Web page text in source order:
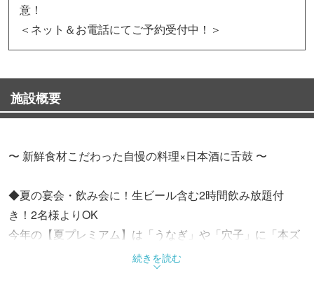
意！
＜ネット＆お電話にてご予約受付中！＞
施設概要
〜 新鮮食材こだわった自慢の料理×日本酒に舌鼓 〜
◆夏の宴会・飲み会に！生ビール含む2時間飲み放題付
き！2名様よりOK
今年の【夏プレミアム】は「うなぎ」や「穴子」に「本ズ
ワイガニ」「牛みすじステーキ」等、季節の魚介とご馳走
を織り込んだ3コース（4,500円〜）さらに日〜木曜は通常
続きを読む